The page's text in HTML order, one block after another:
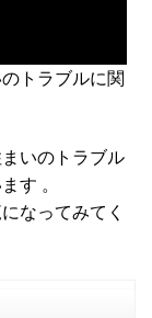
トラブルに関
いのトラブル
す 。
なってみてく